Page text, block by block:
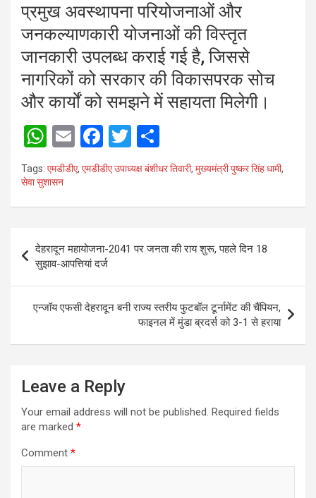
प्रमुख अवस्थापना परियोजनाओं और
जनकल्याणकारी योजनाओं की विस्तृत
जानकारी उपलब्ध कराई गई है, जिससे
नागरिकों को सरकार की विकासपरक सोच
और कार्यों को समझने में सहायता मिलेगी।
W
h
at
s
p
p
E
m
ail
F
a
ce
b
o
k
T
wi
tt
er
h
ar
e
Tags: एमडीडीए, एमडीडीए उपाध्यक्ष बंशीधर तिवारी, मुख्यमंत्री पुष्कर सिंह धामी,
सेवा सुशासन
Post
navigation
देहरादून महायोजना-2041 पर जनता की राय शुरू, पहले दिन 18
सुझाव-आपत्तियां दर्ज
एन्जॉय एफसी देहरादून बनी राज्य स्तरीय फुटबॉल टूर्नामेंट की चैंपियन,
फाइनल में मुंडा ब्रदर्स को 3-1 से हराया
Leave a Reply
Your email address will not be published. Required fields
are marked *
Comment *